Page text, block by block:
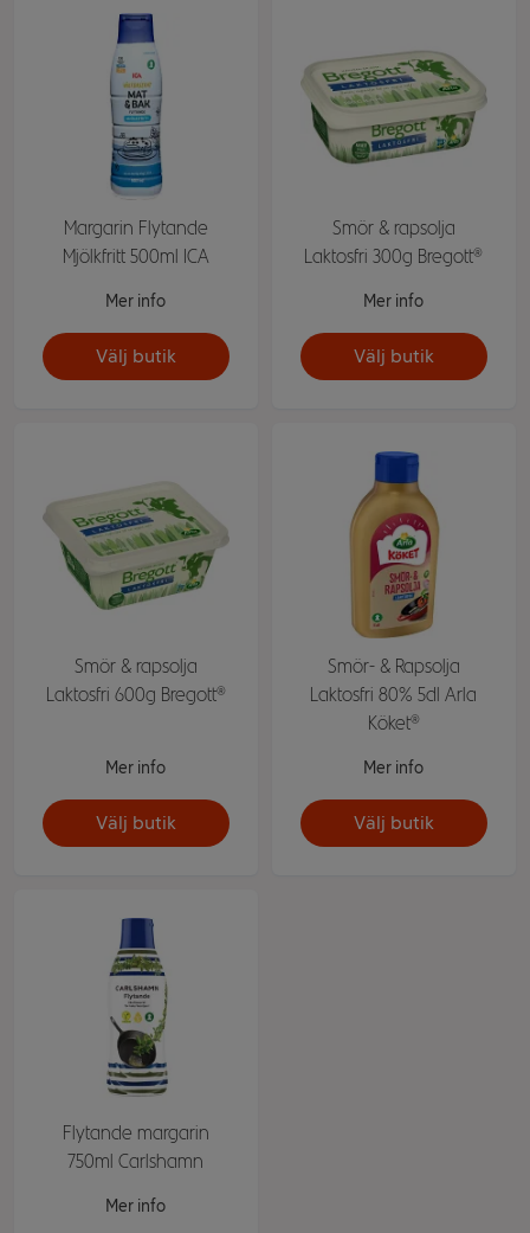
Margarin Flytande
Mjölkfritt 500ml ICA
Mer info
Välj butik
Smör & rapsolja
Laktosfri 300g Bregott®
Mer info
Välj butik
Smör & rapsolja
Laktosfri 600g Bregott®
Mer info
Välj butik
Smör- & Rapsolja
Laktosfri 80% 5dl Arla
Köket®
Mer info
Välj butik
Flytande margarin
750ml Carlshamn
Mer info